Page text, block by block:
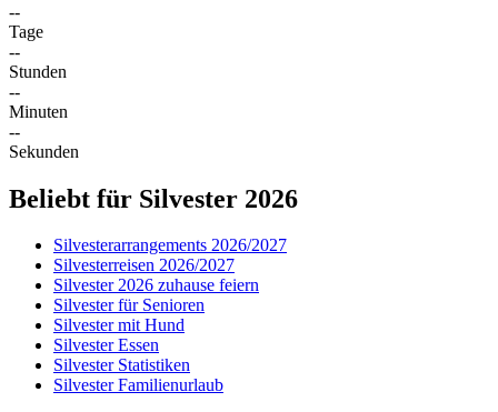
--
Tage
--
Stunden
--
Minuten
--
Sekunden
Beliebt für Silvester 2026
Silvesterarrangements 2026/2027
Silvesterreisen 2026/2027
Silvester 2026 zuhause feiern
Silvester für Senioren
Silvester mit Hund
Silvester Essen
Silvester Statistiken
Silvester Familienurlaub